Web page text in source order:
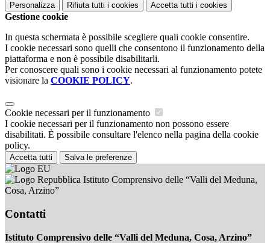
Personalizza Rifiuta tutti i cookies Accetta tutti i cookies
Gestione cookie
In questa schermata è possibile scegliere quali cookie consentire.
I cookie necessari sono quelli che consentono il funzionamento della
piattaforma e non è possibile disabilitarli.
Per conoscere quali sono i cookie necessari al funzionamento potete
visionare la COOKIE POLICY.
Cookie necessari per il funzionamento
I cookie necessari per il funzionamento non possono essere
disabilitati. È possibile consultare l'elenco nella pagina della cookie
policy.
Accetta tutti Salva le preferenze
Istituto Comprensivo delle “Valli del Meduna,
Cosa, Arzino”
Contatti
Istituto Comprensivo delle “Valli del Meduna, Cosa, Arzino”